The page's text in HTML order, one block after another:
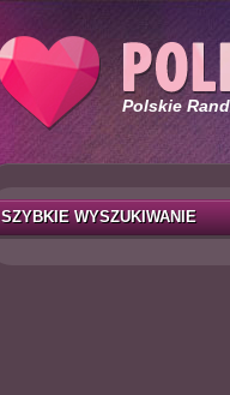
Polskie
SZYBKIE WYSZUKIWANIE